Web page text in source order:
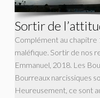
Sortir de
Complément au chapitre
maléfique. Sortir de nos
Emmanuel, 2018. Les
Bourreaux narcissiques
Heureusement, ce sont